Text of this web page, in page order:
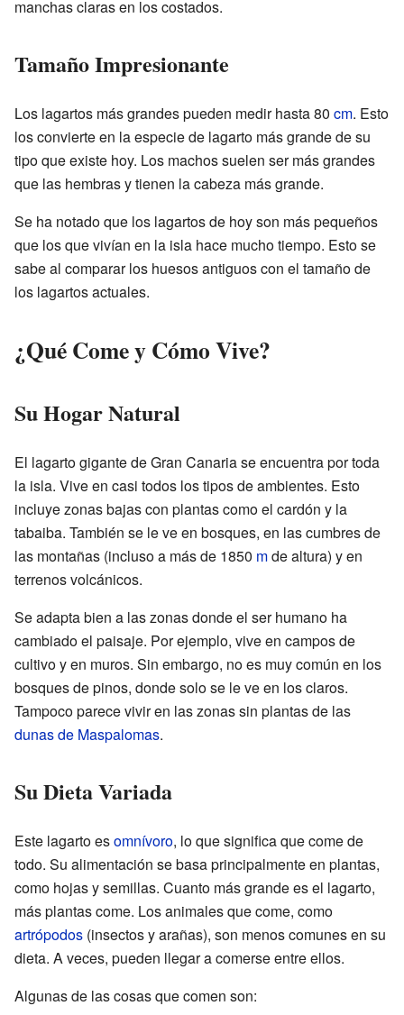
manchas claras en los costados.
Tamaño Impresionante
Los lagartos más grandes pueden medir hasta 80 cm. Esto
los convierte en la especie de lagarto más grande de su
tipo que existe hoy. Los machos suelen ser más grandes
que las hembras y tienen la cabeza más grande.
Se ha notado que los lagartos de hoy son más pequeños
que los que vivían en la isla hace mucho tiempo. Esto se
sabe al comparar los huesos antiguos con el tamaño de
los lagartos actuales.
¿Qué Come y Cómo Vive?
Su Hogar Natural
El lagarto gigante de Gran Canaria se encuentra por toda
la isla. Vive en casi todos los tipos de ambientes. Esto
incluye zonas bajas con plantas como el cardón y la
tabaiba. También se le ve en bosques, en las cumbres de
las montañas (incluso a más de 1850 mde altura) y en
terrenos volcánicos.
Se adapta bien a las zonas donde el ser humano ha
cambiado el paisaje. Por ejemplo, vive en campos de
cultivo y en muros. Sin embargo, no es muy común en los
bosques de pinos, donde solo se le ve en los claros.
Tampoco parece vivir en las zonas sin plantas de las
dunas de Maspalomas.
Su Dieta Variada
Este lagarto esomnívoro, lo que significa que come de
todo. Su alimentación se basa principalmente en plantas,
como hojas y semillas. Cuanto más grande es el lagarto,
más plantas come. Los animales que come, como
artrópodos (insectos y arañas), son menos comunes en su
dieta. A veces, pueden llegar a comerse entre ellos.
Algunas de las cosas que comen son: